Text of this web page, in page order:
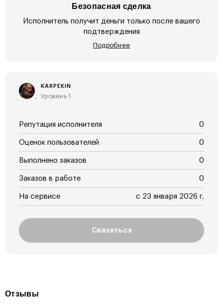
Безопасная сделка
Исполнитель получит деньги только после вашего
подтверждения
Подробнее
KARPEKIN
Уровень 1
Репутация исполнителя 0
Оценок пользователей 0
Выполнено заказов 0
Заказов в работе 0
На сервисе с 23 января 2026 г.
Связаться
Отзывы